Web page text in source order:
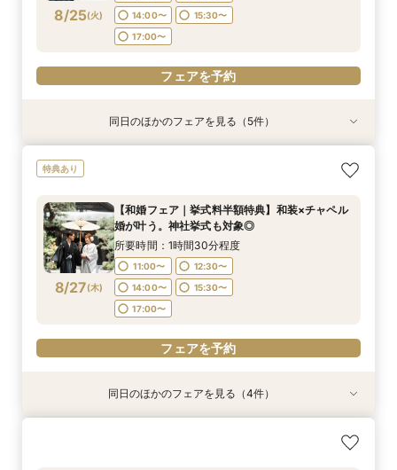
フェアを予約
フェアを予約
16:00〜
フェアを予約
フェアを予約
8/25(火)
14:00〜
15:30〜
17:00〜
フェアを予約
8/25(火)
【挙式＋会食が5万円OFF！】費用を抑えて叶え
9:00〜
11:00〜
13:00〜
15:00〜
17:00〜
フェアを予約
8/25(火)
【 スマホで気軽に参加】 自宅でオンライン相談
10:00〜
11:30〜
13:00〜
14:30〜
16:00〜
フェアを予約
8/25(火)
10:00〜
11:30〜
13:00〜
14:30〜
16:00〜
フェアを予約
8/25(火)
【結婚式の費用がぐっとお得】挙式料＋撮影＋衣
BIGフェア
所要時間：1時間30分程度
13:00〜
14:30〜
16:00〜
フェアを予約
8/25(火)
【和婚フェア｜挙式料半額特典】和装×チャペル
11:00〜
12:30〜
14:00〜
15:30〜
17:00〜
フェアを予約
同日のほかのフェアを見る（5件）
特典あり
8/27(木)
【和婚フェア｜挙式料半額特典】和装×チャペル
婚が叶う。神社挙式も対象◎
所要時間：1時間30分程度
11:00〜
12:30〜
14:00〜
15:30〜
17:00〜
フェアを予約
【期間限定】50％OFF★チャペルフォトキャン
【挙式＋会食が5万円OFF！】費用を抑えて叶え
【結婚式の費用がぐっとお得】挙式料＋撮影＋衣
同日のほかのフェアを見る（4件）